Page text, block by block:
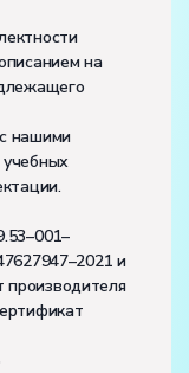
на
нашими
и